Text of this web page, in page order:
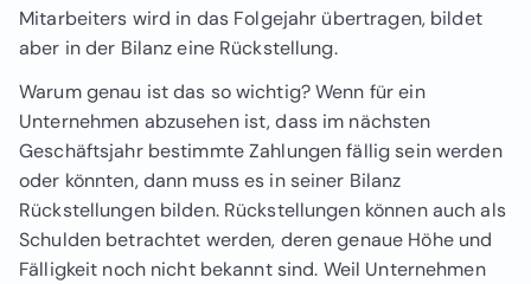
Mitarbeiters wird in das Folgejahr übertragen, bildet
aber in der Bilanz eine Rückstellung.
Warum genau ist das so wichtig? Wenn für ein
Unternehmen abzusehen ist, dass im nächsten
Geschäftsjahr bestimmte Zahlungen fällig sein werden
oder könnten, dann muss es in seiner Bilanz
Rückstellungen bilden. Rückstellungen können auch als
Schulden betrachtet werden, deren genaue Höhe und
Fälligkeit noch nicht bekannt sind. Weil Unternehmen